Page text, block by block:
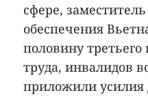
сфере,
обеспечения
половину
труда, инвалидов
приложили усилия